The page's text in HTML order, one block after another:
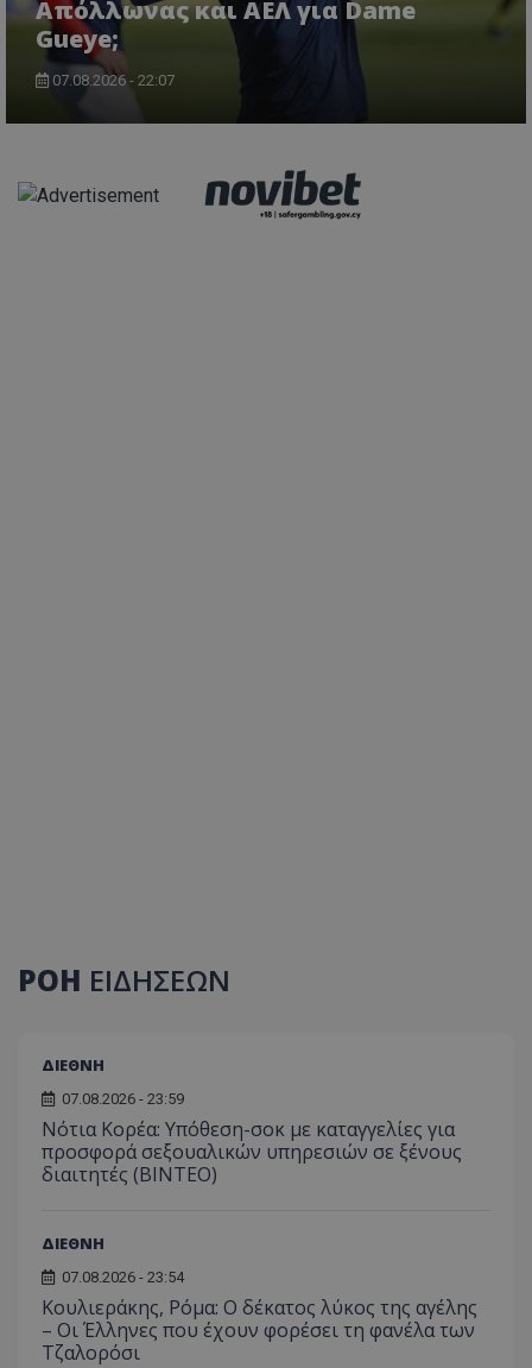
Απόλλωνας και ΑΕΛ για Dame
Gueye;
07.08.2026 - 22:07
ΡΟΗ ΕΙΔΗΣΕΩΝ
ΔΙΕΘΝΗ
07.08.2026 - 23:59
Νότια Κορέα: Υπόθεση-σοκ με καταγγελίες για
προσφορά σεξουαλικών υπηρεσιών σε ξένους
διαιτητές (BINTEO)
ΔΙΕΘΝΗ
07.08.2026 - 23:54
Κουλιεράκης, Ρόμα: Ο δέκατος λύκος της αγέλης
– Οι Έλληνες που έχουν φορέσει τη φανέλα των
Τζαλορόσι